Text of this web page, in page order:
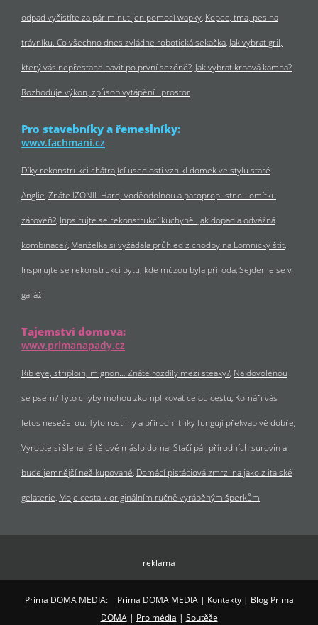
odpad vyčistíte za pár minut jen pomocí wapky Kopec, tma, pes na
trávníku. Co všechno dnes zvládne robotická sekačka Jak vybrat gril,
který vás nepřestane bavit po první sezóně? Jak vybrat krbová kamna?
Rozhoduje výkon, způsob vytápění i prostor
Pro stavebníky a řemeslníky:
www.fachmani.cz
Díky rekonstrukci chátrající usedlosti vznikl domek ve stylu staré
Anglie Znáte IZONIL Hard, voděodolnou a paropropustnou omítku
zároveň? Inpsirujte se rekonstrukcí kuchyně. Jak dopadla odvážná
kombinace? Manželka si vyžádala průhled z chodby na Lomnický štít
Inspirujte se rekonstrukcí bytu, kde múzou byla příroda Sejdeme se v
garáži
Tajemství domova:
www.primanapady.cz
Rib eye, striploin, mignon… Znáte rozdíly mezi steaky? Na dovolenou
se psem? Tyto chyby mohou zkomplikovat celou cestu Komáři vás
letos nesežerou. Tyto rostliny a přírodní triky fungují překvapivě dobře
Vyrobte si šlehané tělové máslo doma: Stačí pár přírodních surovin a
bude jemnější než kupované Domácí pistáciová zmrzlina jako z italské
gelaterie Moje cesta k originálním ručně vyráběným šperkům
reklama
Prima DOMA MEDIA: Prima DOMA MEDIA| Kontakty| Blog Prima
DOMA| Pro média | Soutěže